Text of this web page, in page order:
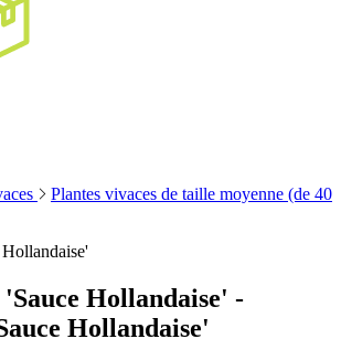
Plantes vivaces de taille moyenne (de 40
Hollandaise' -
Hollandaise'